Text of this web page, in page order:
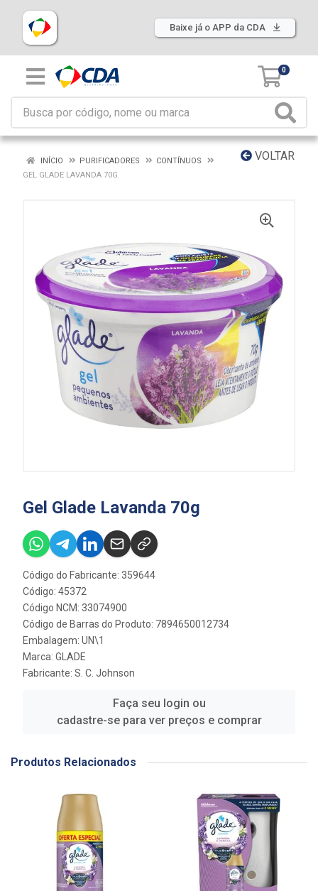
Baixe já o APP da CDA
0
VOLTAR
INÍCIO PURIFICADORES
CONTÍNUOS
GEL GLADE LAVANDA 70G
Gel Glade Lavanda 70g
Código do Fabricante: 359644
Código: 45372
Código NCM: 33074900
Código de Barras do Produto: 7894650012734
Embalagem: UN\1
Marca: GLADE
Fabricante: S. C. Johnson
Faça seu login ou
cadastre-se para ver preços e comprar
Produtos Relacionados